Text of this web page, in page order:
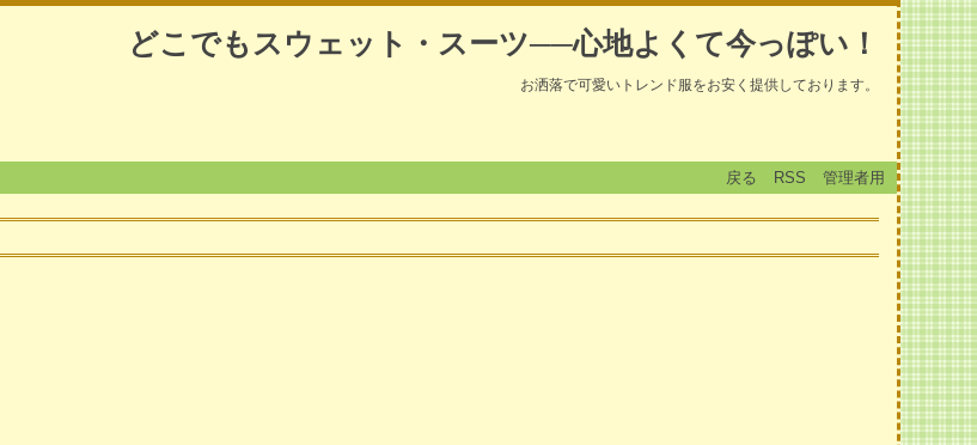
どこでもスウェット・スーツ──心地よくて今っぽい！
お洒落で可愛いトレンド服をお安く提供しております。
戻る RSS 管理者用